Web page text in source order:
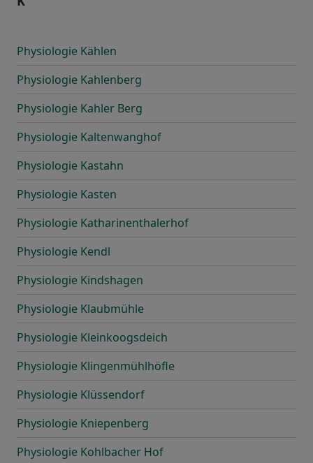
Physiologie Kählen
Physiologie Kahlenberg
Physiologie Kahler Berg
Physiologie Kaltenwanghof
Physiologie Kastahn
Physiologie Kasten
Physiologie Katharinenthalerhof
Physiologie Kendl
Physiologie Kindshagen
Physiologie Klaubmühle
Physiologie Kleinkoogsdeich
Physiologie Klingenmühlhöfle
Physiologie Klüssendorf
Physiologie Kniepenberg
Physiologie Kohlbacher Hof